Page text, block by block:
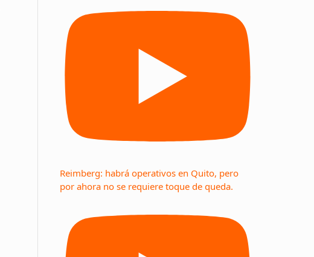
Reimberg: habrá operativos en Quito, pero
por ahora no se requiere toque de queda.